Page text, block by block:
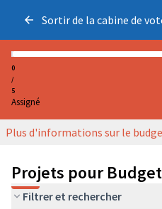
Sortir de la cabine de
0
/
5
Assigné
Plus d'informations sur le
Projets pour
Filtrer et rechercher